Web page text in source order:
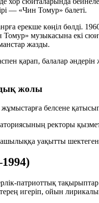
— «Чин Томур» балеті.
ерекше көңіл бөлді.
музыкасына екі
жазды.
қарап, балалар
жолы
белсене
ректоры
уақытты
патриоттық
игеріп, ойын